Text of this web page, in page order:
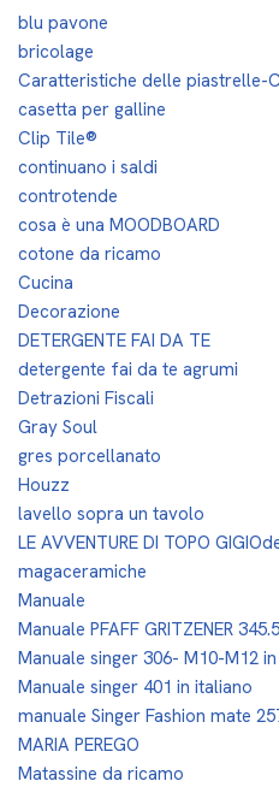
blu pavone
bricolage
Caratteristiche delle piastrelle-
casetta per galline
Clip Tile®
continuano i saldi
controtende
cosa è una MOODBOARD
cotone da ricamo
Cucina
Decorazione
DETERGENTE FAI DA TE
detergente fai da te agrumi
Detrazioni Fiscali
Gray Soul
gres porcellanato
Houzz
lavello sopra un tavolo
LE AVVENTURE DI TOPO
magaceramiche
Manuale
Manuale PFAFF GRITZENER
Manuale singer 306- M10-M12
Manuale singer 401 in italiano
manuale Singer Fashion mate
MARIA PEREGO
Matassine da ricamo